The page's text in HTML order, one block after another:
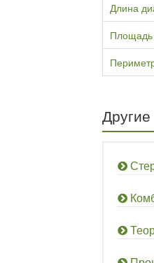
Длина
Площадь